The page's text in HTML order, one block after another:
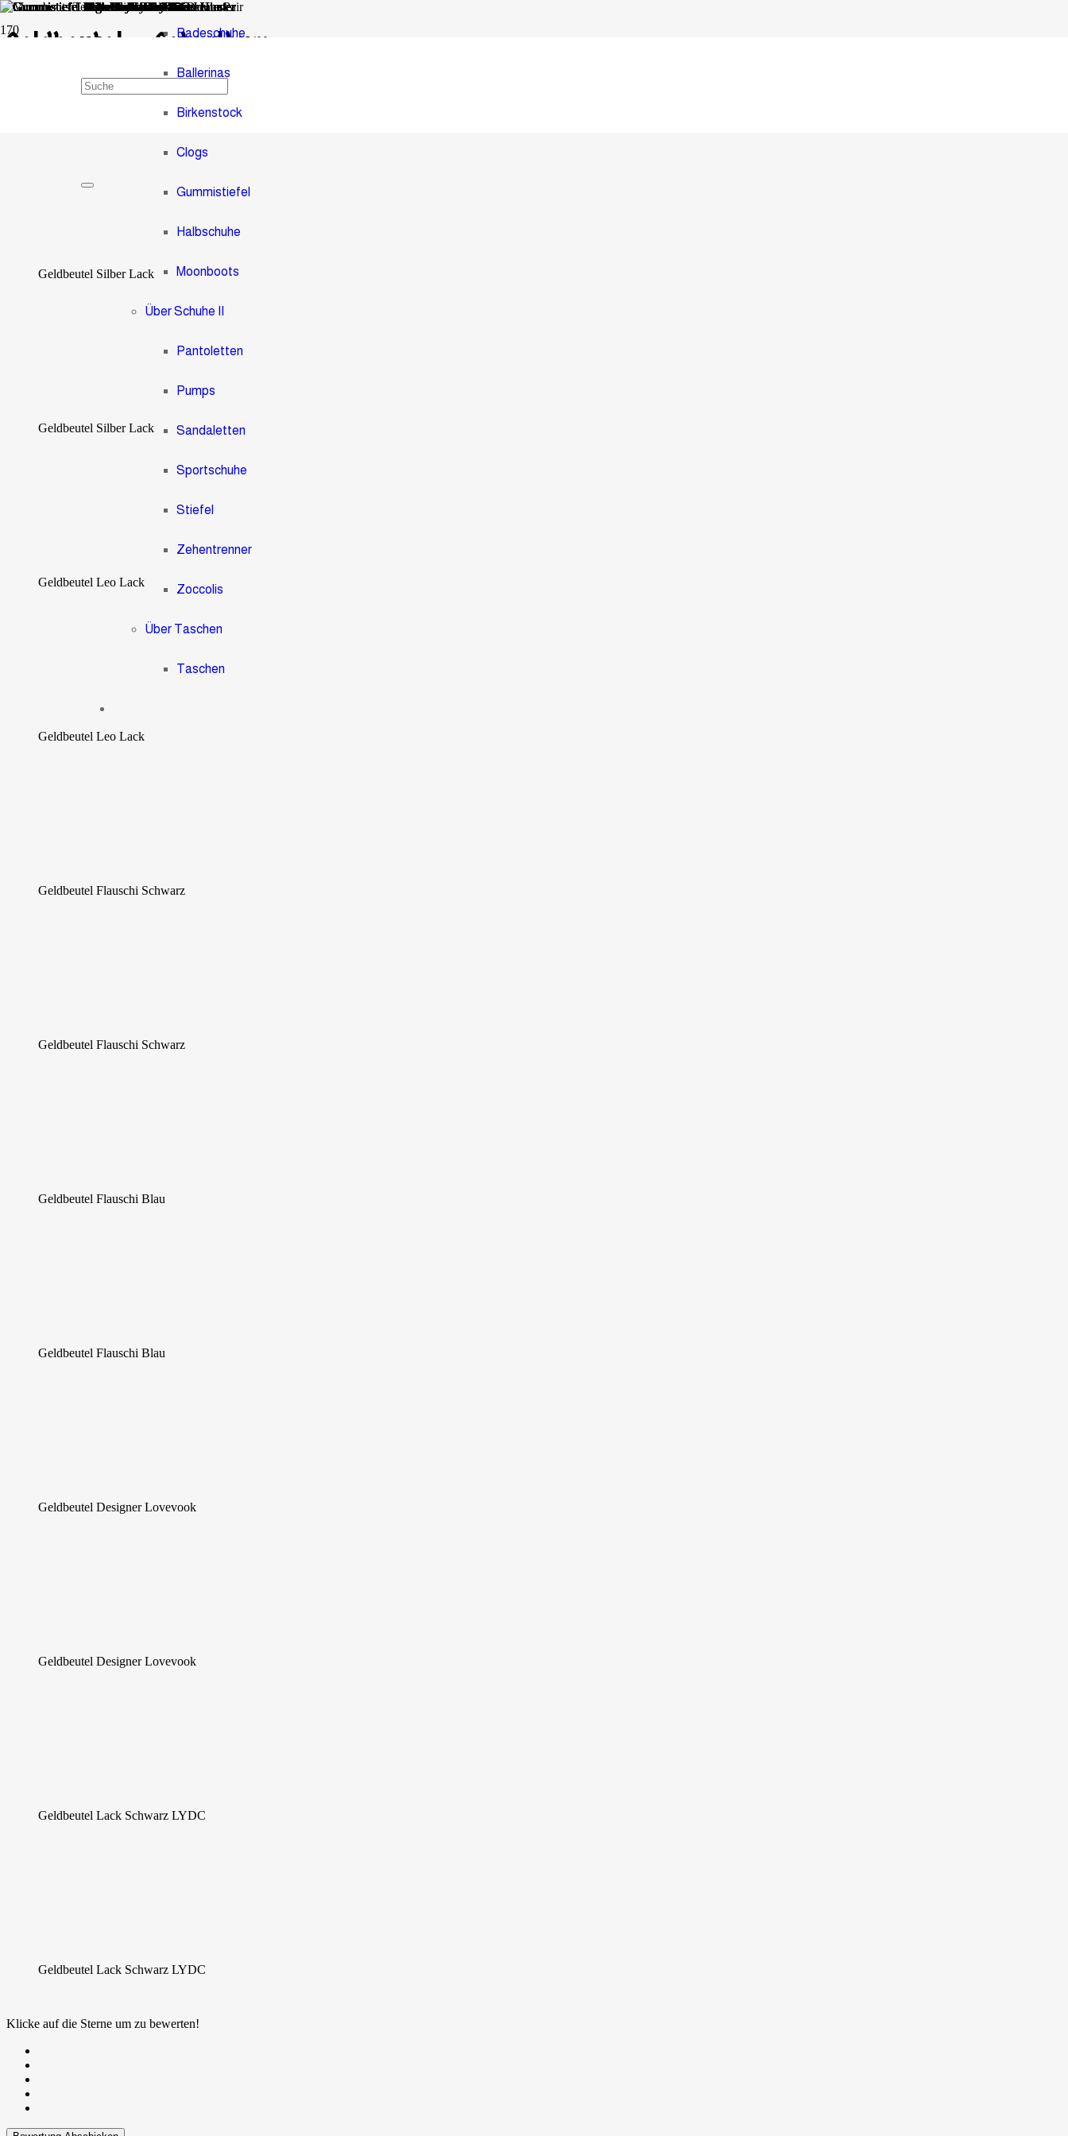
Badeschuhe
Ballerinas
Birkenstock
Clogs
Gummistiefel
Halbschuhe
Moonboots
Über Schuhe II
Pantoletten
Pumps
Sandaletten
Sportschuhe
Stiefel
Zehentrenner
Zoccolis
Über Taschen
Taschen
Geldbeutel – Fotoalbum
Geldbeutel Silber Lack
Geldbeutel Silber Lack
Geldbeutel Leo Lack
Geldbeutel Leo Lack
Geldbeutel Flauschi Schwarz
Geldbeutel Flauschi Schwarz
Geldbeutel Flauschi Blau
Geldbeutel Flauschi Blau
Geldbeutel Designer Lovevook
Geldbeutel Designer Lovevook
Geldbeutel Lack Schwarz LYDC
Geldbeutel Lack Schwarz LYDC
Klicke auf die Sterne um zu bewerten!